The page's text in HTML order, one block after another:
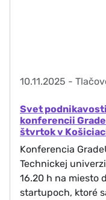
10.11.2025 -
Svet
konferencii
štvrtok v
Konferencia
Technickej
16.20 h na miesto
startupoch, ktoré